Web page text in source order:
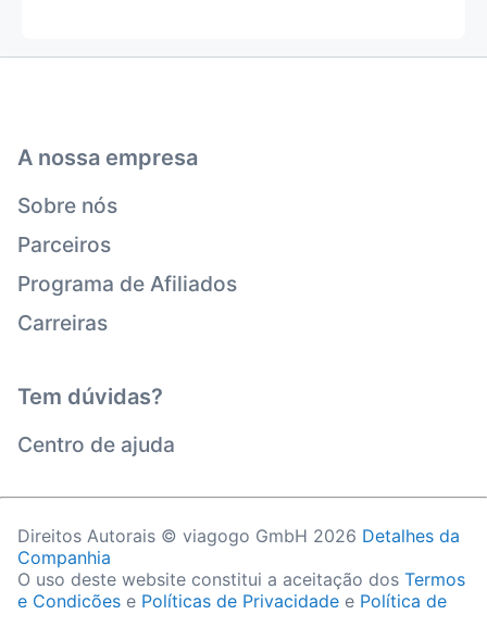
A nossa empresa
Sobre nós
Parceiros
Programa de Afiliados
Carreiras
Tem dúvidas?
Centro de ajuda
Direitos Autorais © viagogo GmbH 2026 Detalhes da
Companhia
O uso deste website constitui a aceitação dos Termos
e Condições e Políticas de Privacidade e Política de